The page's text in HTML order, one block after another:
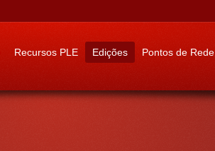
Recursos PLE Edições Pontos de Rede